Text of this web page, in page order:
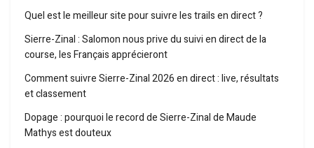
Quel est le meilleur site pour suivre les trails en direct ?
Sierre-Zinal : Salomon nous prive du suivi en direct de la
course, les Français apprécieront
Comment suivre Sierre-Zinal 2026 en direct : live, résultats
et classement
Dopage : pourquoi le record de Sierre-Zinal de Maude
Mathys est douteux